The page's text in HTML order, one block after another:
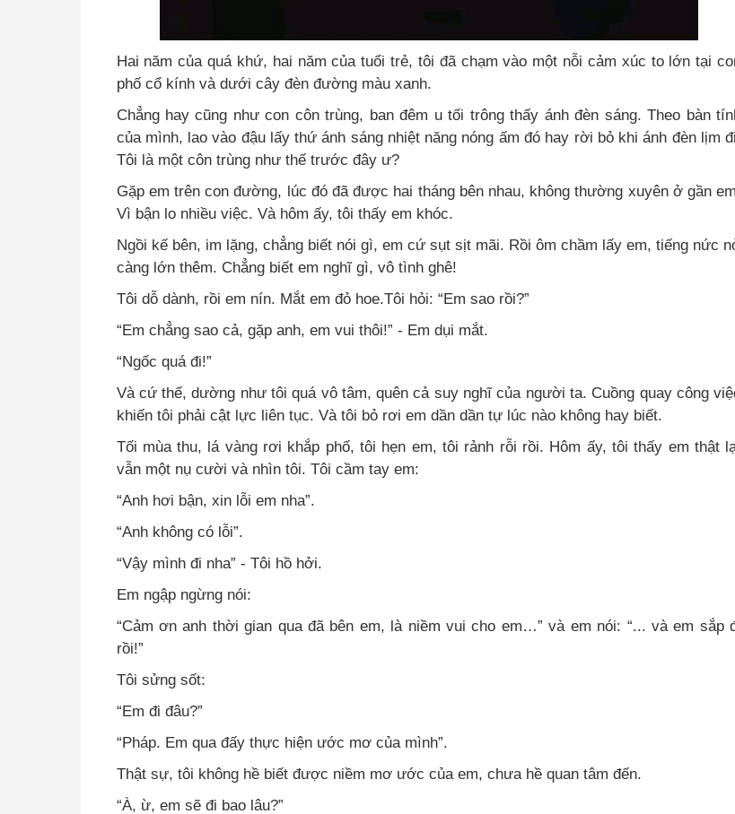
Hai năm của quá khứ, hai năm của tuổi trẻ, tôi đã chạm vào một nỗi cảm xúc to lớn tại
phố cổ kính và dưới cây đèn đường màu xanh.
Chẳng hay cũng như con côn trùng, ban đêm u tối trông thấy ánh đèn sáng. Theo bàn
của mình, lao vào đậu lấy thứ ánh sáng nhiệt năng nóng ấm đó hay rời bỏ khi ánh đèn lịm
Tôi là một côn trùng như thế trước đây ư?
Gặp em trên con đường, lúc đó đã được hai tháng bên nhau, không thường xuyên ở gần
Vì bận lo nhiều việc. Và hôm ấy, tôi thấy em khóc.
Ngồi kế bên, im lặng, chẳng biết nói gì, em cứ sụt sịt mãi. Rồi ôm chầm lấy em, tiếng nức
càng lớn thêm. Chẳng biết em nghĩ gì, vô tình ghê!
Tôi dỗ dành, rồi em nín. Mắt em đỏ hoe.Tôi hỏi: “Em sao rồi?”
“Em chẳng sao cả, gặp anh, em vui thôi!” - Em dụi mắt.
“Ngốc quá đi!”
Và cứ thế, dường như tôi quá vô tâm, quên cả suy nghĩ của người ta. Cuồng quay công
khiến tôi phải cật lực liên tục. Và tôi bỏ rơi em dần dần tự lúc nào không hay biết.
Tối mùa thu, lá vàng rơi khắp phố, tôi hẹn em, tôi rảnh rỗi rồi. Hôm ấy, tôi thấy em thật
vẫn một nụ cười và nhìn tôi. Tôi cầm tay em:
“Anh hơi bận, xin lỗi em nha”.
“Anh không có lỗi”.
“Vậy mình đi nha” - Tôi hồ hởi.
Em ngập ngừng nói:
“Cảm ơn anh thời gian qua đã bên em, là niềm vui cho em…” và em nói: “... và em sắp
rồi!”
Tôi sửng sốt:
“Em đi đâu?”
“Pháp. Em qua đấy thực hiện ước mơ của mình”.
Thật sự, tôi không hề biết được niềm mơ ước của em, chưa hề quan tâm đến.
“À, ừ, em sẽ đi bao lâu?”